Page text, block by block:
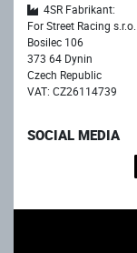
4SR Fabrikant:
For Street Racing s.r.o.
Bosilec 106
373 64 Dynin
Czech Republic
VAT: CZ26114739
SOCIAL MEDIA